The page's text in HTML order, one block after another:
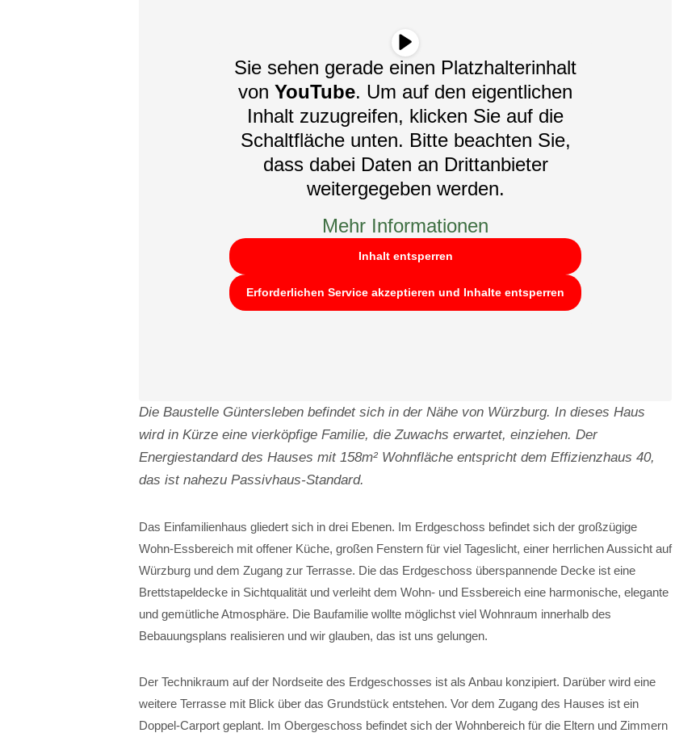
Sie sehen gerade einen Platzhalterinhalt
von YouTube. Um auf den eigentlichen
Inhalt zuzugreifen, klicken Sie auf die
Schaltfläche unten. Bitte beachten Sie,
dass dabei Daten an Drittanbieter
weitergegeben werden.
Mehr Informationen
Inhalt entsperren
Erforderlichen Service akzeptieren und Inhalte entsperren
Die Baustelle Güntersleben befindet sich in der Nähe von Würzburg. In dieses Haus
wird in Kürze eine vierköpfige Familie, die Zuwachs erwartet, einziehen. Der
Energiestandard des Hauses mit 158m² Wohnfläche entspricht dem Effizienzhaus 40,
das ist nahezu Passivhaus-Standard.
Das Einfamilienhaus gliedert sich in drei Ebenen. Im Erdgeschoss befindet sich der großzügige
Wohn-Essbereich mit offener Küche, großen Fenstern für viel Tageslicht, einer herrlichen Aussicht auf
Würzburg und dem Zugang zur Terrasse. Die das Erdgeschoss überspannende Decke ist eine
Brettstapeldecke in Sichtqualität und verleiht dem Wohn- und Essbereich eine harmonische, elegante
und gemütliche Atmosphäre. Die Baufamilie wollte möglichst viel Wohnraum innerhalb des
Bebauungsplans realisieren und wir glauben, das ist uns gelungen.
Der Technikraum auf der Nordseite des Erdgeschosses ist als Anbau konzipiert. Darüber wird eine
weitere Terrasse mit Blick über das Grundstück entstehen. Vor dem Zugang des Hauses ist ein
Doppel-Carport geplant. Im Obergeschoss befindet sich der Wohnbereich für die Eltern und Zimmern